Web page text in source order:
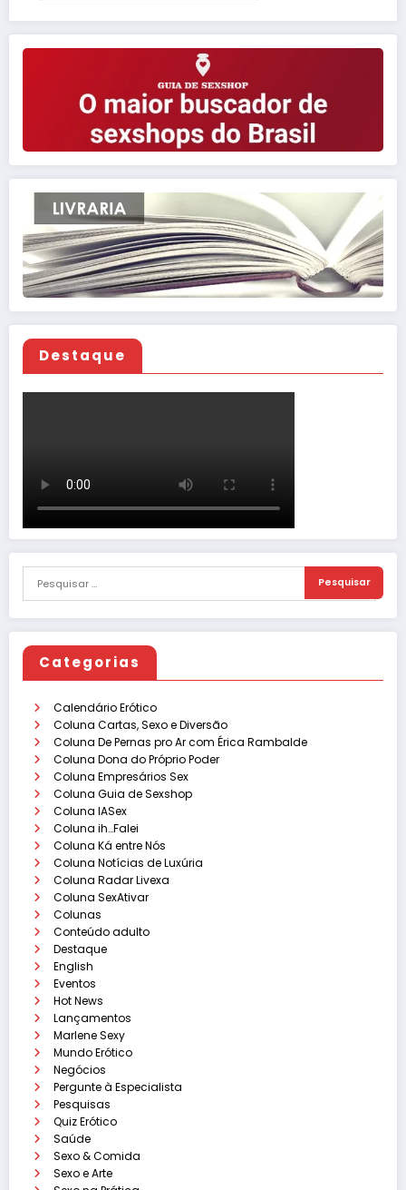
Destaque
Categorias
Calendário Erótico
Coluna Cartas, Sexo e Diversão
Coluna De Pernas pro Ar com Érica Rambalde
Coluna Dona do Próprio Poder
Coluna Empresários Sex
Coluna Guia de Sexshop
Coluna IASex
Coluna ih…Falei
Coluna Ká entre Nós
Coluna Notícias de Luxúria
Coluna Radar Livexa
Coluna SexAtivar
Colunas
Conteúdo adulto
Destaque
English
Eventos
Hot News
Lançamentos
Marlene Sexy
Mundo Erótico
Negócios
Pergunte à Especialista
Pesquisas
Quiz Erótico
Saúde
Sexo & Comida
Sexo e Arte